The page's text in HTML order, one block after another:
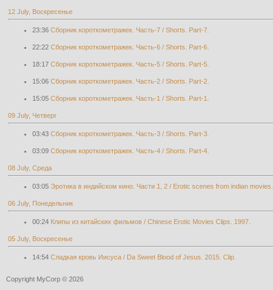
12 July, Воскресенье
23:36 Сборник короткометражек. Часть-7 / Shorts. Part-7.
22:22 Сборник короткометражек. Часть-6 / Shorts. Part-6.
18:17 Сборник короткометражек. Часть-5 / Shorts. Part-5.
15:06 Сборник короткометражек. Часть-2 / Shorts. Part-2.
15:05 Сборник короткометражек. Часть-1 / Shorts. Part-1.
09 July, Четверг
03:43 Сборник короткометражек. Часть-3 / Shorts. Part-3.
03:09 Сборник короткометражек. Часть-4 / Shorts. Part-4.
08 July, Среда
03:05 Эротика в индийском кино. Части 1, 2 / Erotic scenes from indian
06 July, Понедельник
00:24 Клипы из китайских фильмов / Chinese Erotic Movies Clips. 1997.
05 July, Воскресенье
14:54 Сладкая кровь Иисуса / Da Sweet Blood of Jesus. 2015. Clip.
Copyright MyCorp © 2026